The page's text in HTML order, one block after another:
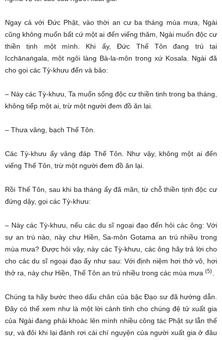
Ngay cả với Đức Phật, vào thời an cư ba tháng mùa mưa, Ngài
cũng không muốn bất cứ một ai đến viếng thăm, Ngài muốn độc cư
thiền tịnh một mình. Khi ấy, Đức Thế Tôn đang trú tại
Icchānaṅgala, một ngôi làng Bà-la-môn trong xứ Kosala. Ngài đã
cho gọi các Tỳ-khưu đến và bảo:
– Này các Tỳ-khưu, Ta muốn sống độc cư thiền tịnh trong ba tháng,
không tiếp một ai, trừ một người đem đồ ăn lại.
– Thưa vâng, bạch Thế Tôn.
Các Tỳ-khưu ấy vâng đáp Thế Tôn. Như vậy, không một ai đến
viếng Thế Tôn, trừ một người đem đồ ăn lại.
Rồi Thế Tôn, sau khi ba tháng ấy đã mãn, từ chỗ thiền tịnh độc cư
đứng dậy, gọi các Tỳ-khưu:
– Này các Tỳ-khưu, nếu các du sĩ ngoại đạo đến hỏi các ông: Với
sự an trú nào, này chư Hiền, Sa-môn Gotama an trú nhiều trong
mùa mưa? Ðược hỏi vậy, này các Tỳ-khưu, các ông hãy trả lời cho
cho các du sĩ ngoại đạo ấy như sau: Với định niệm hơi thở vô, hơi
thở ra, này chư Hiền, Thế Tôn an trú nhiều trong các mùa mưa (5)
Chúng ta hãy bước theo dấu chân của bậc Đạo sư đã hướng dẫn.
Đây có thể xem như là một lời cảnh tỉnh cho chúng đệ tử xuất gia
của Ngài đang phải khoác lên mình nhiều công tác Phật sự lẫn thế
sự, và đôi khi lại đánh rơi cái chí nguyện của người xuất gia ở đâu